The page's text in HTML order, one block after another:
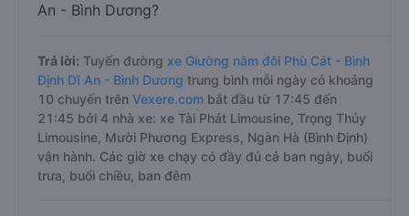
An - Bình Dương?
Trả lời: Tuyến đường xe Giường nằm đôi Phù Cát - Bình
Định Dĩ An - Bình Dương trung bình mỗi ngày có khoảng
10 chuyến trên Vexere.com bắt đầu từ 17:45 đến
21:45 bởi 4 nhà xe: xe Tài Phát Limousine, Trọng Thủy
Limousine, Mười Phương Express, Ngàn Hà (Bình Định)
vận hành. Các giờ xe chạy có đầy đủ cả ban ngày, buổi
trưa, buổi chiều, ban đêm